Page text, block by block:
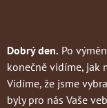
Dobrý den. Po
konečně vidíme, jak
Vidíme, že jsme
byly pro nás Vaše